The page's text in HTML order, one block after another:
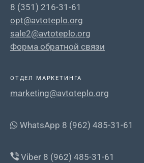
8 (351) 216-31-61
opt@avtoteplo.org
sale2@avtoteplo.org
Форма обратной связи
ОТДЕЛ МАРКЕТИНГА
marketing@avtoteplo.org
WhatsApp 8 (962) 485-31-61
Viber 8 (962) 485-31-61